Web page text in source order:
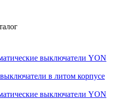
выключатели YON
в литом корпусе
выключатели YON